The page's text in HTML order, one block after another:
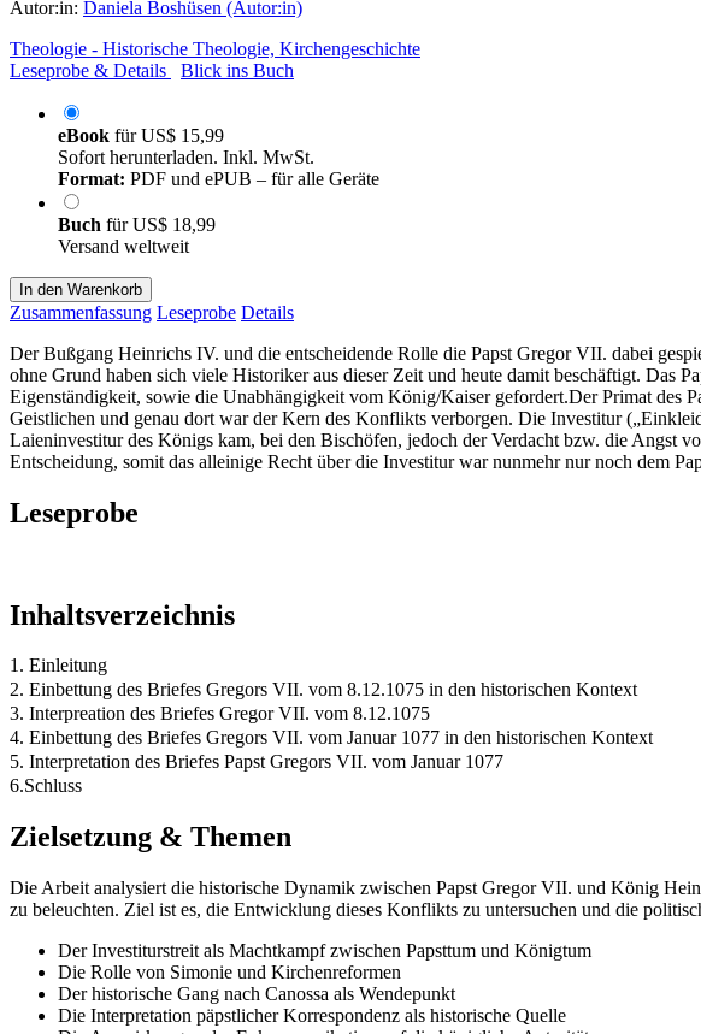
Autor:in: Daniela Boshüsen (Autor:in)
Theologie - Historische Theologie, Kirchengeschichte
Leseprobe & Details
Blick ins Buch
eBook fürUS$ 15,99
Sofort herunterladen. Inkl. MwSt.
Format: PDF und ePUB – für alle Geräte
Buch fürUS$ 18,99
Versand weltweit
In den Warenkorb
Zusammenfassung Leseprobe Details
Der Bußgang Heinrichs IV. und die entscheidende Rolle die Papst Gregor VII. dabei
ohne Grund haben sich viele Historiker aus dieser Zeit und heute damit beschäftigt. Das
Eigenständigkeit, sowie die Unabhängigkeit vom König/Kaiser gefordert.Der Primat des
Geistlichen und genau dort war der Kern des Konflikts verborgen. Die Investitur
Laieninvestitur des Königs kam, bei den Bischöfen, jedoch der Verdacht bzw. die Angst
Entscheidung, somit das alleinige Recht über die Investitur war nunmehr nur noch dem
Leseprobe
Inhaltsverzeichnis
1. Einleitung
2. Einbettung des Briefes Gregors VII. vom 8.12.1075 in den historischen Kontext
3. Interpreation des Briefes Gregor VII. vom 8.12.1075
4. Einbettung des Briefes Gregors VII. vom Januar 1077 in den historischen Kontext
5. Interpretation des Briefes Papst Gregors VII. vom Januar 1077
6.Schluss
Zielsetzung & Themen
Die Arbeit analysiert die historische Dynamik zwischen Papst Gregor VII. und König
zu beleuchten. Ziel ist es, die Entwicklung dieses Konflikts zu untersuchen und die
Der Investiturstreit als Machtkampf zwischen Papsttum und Königtum
Die Rolle von Simonie und Kirchenreformen
Der historische Gang nach Canossa als Wendepunkt
Die Interpretation päpstlicher Korrespondenz als historische Quelle